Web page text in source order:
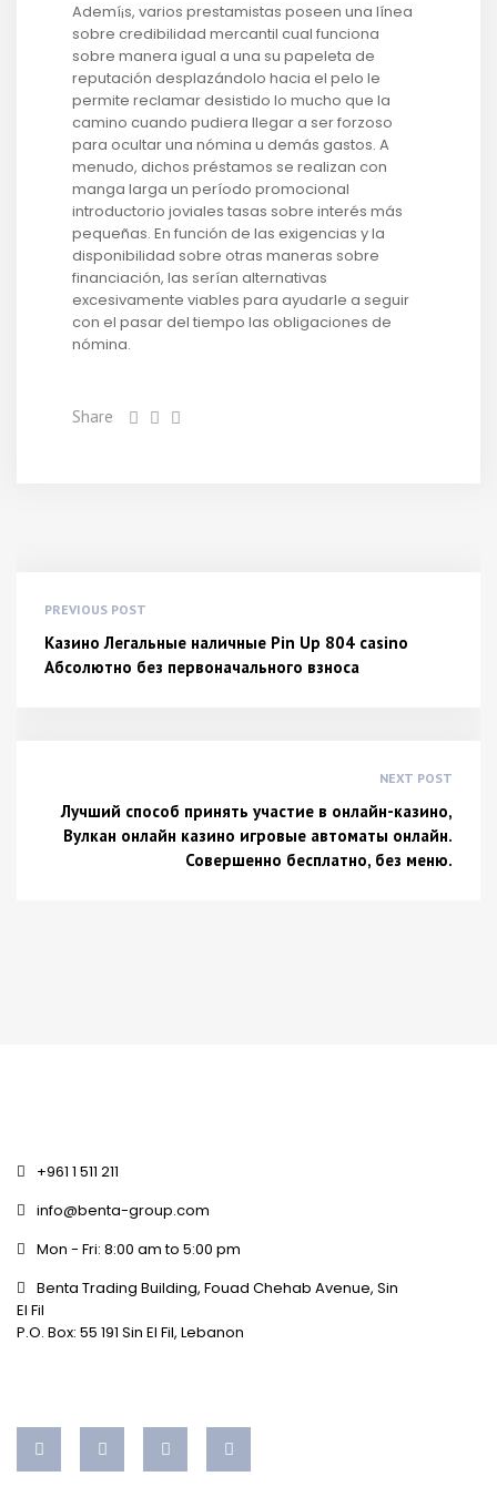
Ademí¡s, varios prestamistas poseen una línea
sobre credibilidad mercantil cual funciona
sobre manera igual a una su papeleta de
reputación desplazándolo hacia el pelo le
permite reclamar desistido lo mucho que la
camino cuando pudiera llegar a ser forzoso
para ocultar una nómina u demás gastos. A
menudo, dichos préstamos se realizan con
manga larga un período promocional
introductorio joviales tasas sobre interés más
pequeñas. En función de las exigencias y la
disponibilidad sobre otras maneras sobre
financiación, las serían alternativas
excesivamente viables para ayudarle a seguir
con el pasar del tiempo las obligaciones de
nómina.
Share
PREVIOUS POST
Казино Легальные наличные Pin Up 804 casino
Абсолютно без первоначального взноса
NEXT POST
Лучший способ принять участие в онлайн-казино,
Вулкан онлайн казино игровые автоматы онлайн.
Совершенно бесплатно, без меню.
+961 1 511 211
info@benta-group.com
Mon - Fri: 8:00 am to 5:00 pm
Benta Trading Building, Fouad Chehab Avenue, Sin
El Fil
P.O. Box: 55 191 Sin El Fil, Lebanon